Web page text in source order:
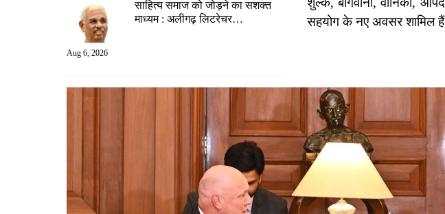
साहित्य समाज को जोड़ने का सशक्त
माध्यम : अलीगढ़ लिटरेचर…
Aug 6, 2026
सहयोग के नए अवसर शामिल